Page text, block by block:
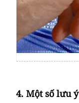
4. Một số lưu ý